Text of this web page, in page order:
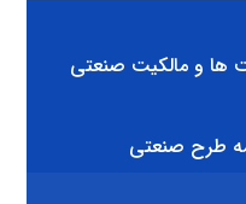
ها و مالکیت صنعتی
طرح صنعتی